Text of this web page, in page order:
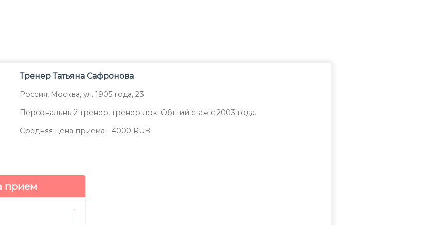
Тренер Татьяна Сафронова
Россия, Москва, ул. 1905 года, 23
Персональный тренер, тренер лфк. Общий стаж с 2003 года.
Средняя цена приема - 4000 RUB
прием